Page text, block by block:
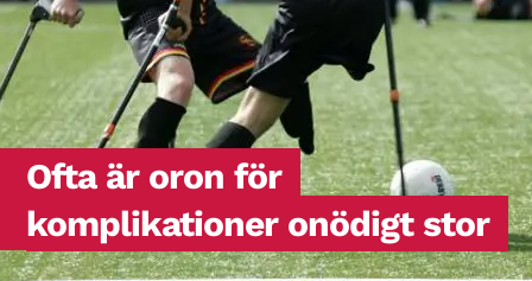
Blodsockerkollen
Ofta är oron för
komplikationer onödigt stor